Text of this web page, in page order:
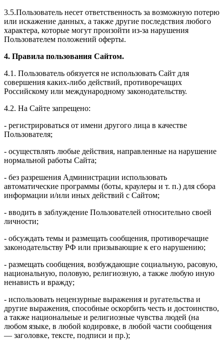
3.5.Пользователь несет ответственность за возможную потерю
или искажение данных, а также другие последствия любого
характера, которые могут произойти из-за нарушения
Пользователем положений оферты.
4. Правила пользования Сайтом.
4.1. Пользователь обязуется не использовать Сайт для
совершения каких-либо действий, противоречащих
Российскому или международному законодательству.
4.2. На Сайте запрещено:
- регистрироваться от имени другого лица в качестве
Пользователя;
- осуществлять любые действия, направленные на нарушение
нормальной работы Сайта;
- без разрешения Администрации использовать
автоматические программы (боты, краулеры и т. п.) для сбора
информации и/или иных действий с Сайтом;
- вводить в заблуждение Пользователей относительно своей
личности;
- обсуждать темы и размещать сообщения, противоречащие
законодательству РФ или призывающие к его нарушению;
- размещать сообщения, возбуждающие социальную, расовую,
национальную, половую, религиозную, а также любую иную
ненависть и вражду;
- использовать нецензурные выражения и ругательства и
другие выражения, способные оскорбить честь и достоинство,
а также национальные и религиозные чувства людей (на
любом языке, в любой кодировке, в любой части сообщения
— заголовке, тексте, подписи и пр.);